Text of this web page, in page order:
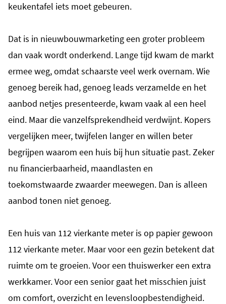
keukentafel iets moet gebeuren.
Dat is in nieuwbouwmarketing een groter probleem
dan vaak wordt onderkend. Lange tijd kwam de markt
ermee weg, omdat schaarste veel werk overnam. Wie
genoeg bereik had, genoeg leads verzamelde en het
aanbod netjes presenteerde, kwam vaak al een heel
eind. Maar die vanzelfsprekendheid verdwijnt. Kopers
vergelijken meer, twijfelen langer en willen beter
begrijpen waarom een huis bij hun situatie past. Zeker
nu financierbaarheid, maandlasten en
toekomstwaarde zwaarder meewegen. Dan is alleen
aanbod tonen niet genoeg.
Een huis van 112 vierkante meter is op papier gewoon
112 vierkante meter. Maar voor een gezin betekent dat
ruimte om te groeien. Voor een thuiswerker een extra
werkkamer. Voor een senior gaat het misschien juist
om comfort, overzicht en levensloopbestendigheid.